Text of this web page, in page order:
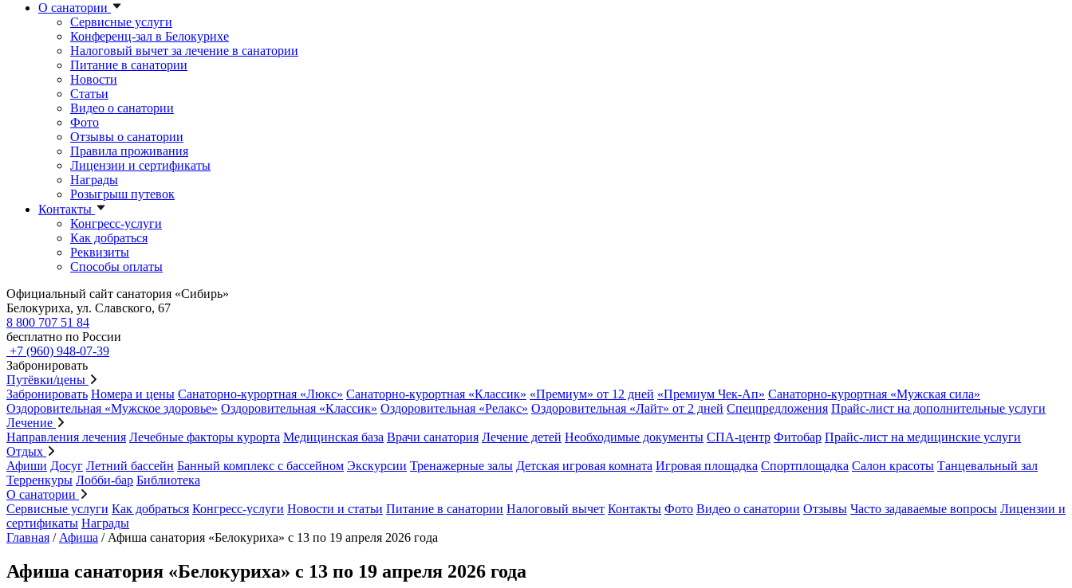
О санатории
Сервисные услуги
Конференц-зал в Белокурихе
Налоговый вычет за лечение в санатории
Питание в санатории
Новости
Статьи
Видео о санатории
Фото
Отзывы о санатории
Правила проживания
Лицензии и сертификаты
Награды
Розыгрыш путевок
Контакты
Конгресс-услуги
Как добраться
Реквизиты
Способы оплаты
Официальный сайт санатория «Сибирь»
Белокуриха, ул. Славского, 67
8 800 707 51 84
бесплатно по России
+7 (960) 948-07-39
Забронировать
Путёвки/цены
Забронировать Номера и цены Санаторно-курортная «Люкс» Санаторно-курортная «Классик» «Премиум» от 12 дней «Премиум Чек-Ап» Санаторно-курортная «Мужская сила»
Оздоровительная «Мужское здоровье» Оздоровительная «Классик» Оздоровительная «Релакс» Оздоровительная «Лайт» от 2 дней Спецпредложения Прайс-лист на дополнительные услуги
Лечение
Направления лечения Лечебные факторы курорта Медицинская база Врачи санатория Лечение детей Необходимые документы СПА-центр Фитобар Прайс-лист на медицинские услуги
Отдых
Афиши Досуг Летний бассейн Банный комплекс с бассейном Экскурсии Тренажерные залы Детская игровая комната Игровая площадка Спортплощадка Салон красоты Танцевальный зал
Терренкуры Лобби-бар Библиотека
О санатории
Сервисные услуги Как добраться Конгресс-услуги Новости и статьи Питание в санатории Налоговый вычет Контакты Фото Видео о санатории Отзывы Часто задаваемые вопросы Лицензии и
сертификаты Награды
Главная / Афиша / Афиша санатория «Белокуриха» с 13 по 19 апреля 2026 года
Афиша санатория «Белокуриха» с 13 по 19 апреля 2026 года